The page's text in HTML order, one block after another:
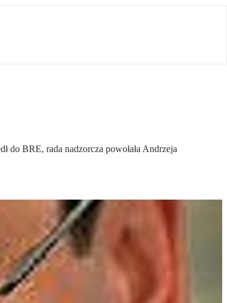
do BRE, rada nadzorcza powołała Andrzeja